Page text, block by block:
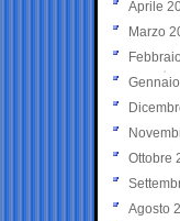
Aprile
Marzo
Ottobre
Agosto